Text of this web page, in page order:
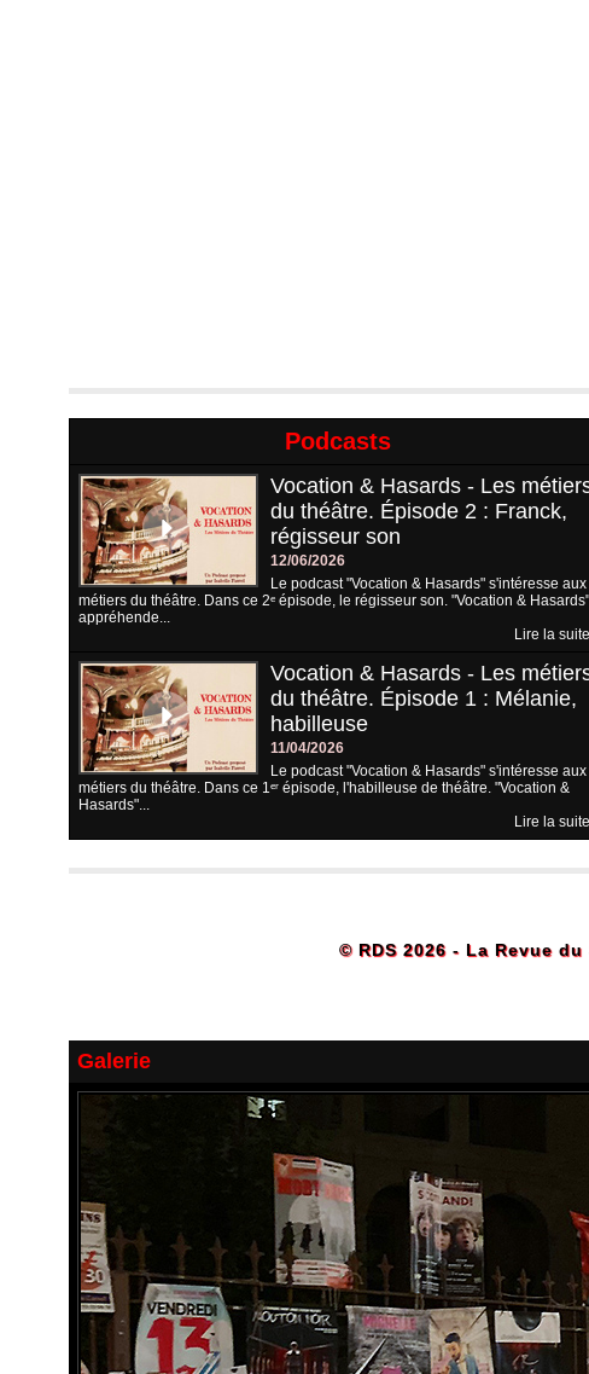
Podcasts
Vocation & Hasards - Les
du théâtre. Épisode 2 : Franck,
régisseur son
12/06/2026
Le podcast "Vocation & Hasards" s'intéresse aux
métiers du théâtre. Dans ce 2ᵉ épisode, le régisseur son. "Vocation & Hasards"
appréhende...
Lire la suite
Vocation & Hasards - Les
du théâtre. Épisode 1 : Mélanie,
habilleuse
11/04/2026
Le podcast "Vocation & Hasards" s'intéresse aux
métiers du théâtre. Dans ce 1ᵉʳ épisode, l'habilleuse de théâtre. "Vocation &
Hasards"...
Lire la suite
© RDS 2026 - La Revue
Galerie